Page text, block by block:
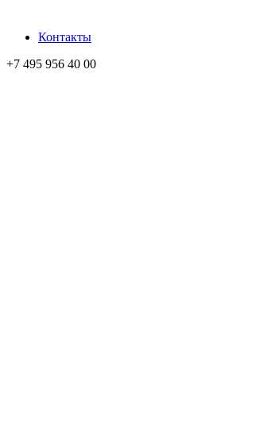
Контакты
+7 495 956 40 00